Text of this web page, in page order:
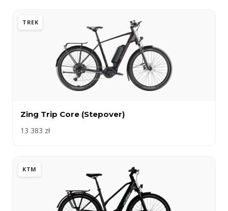
TREK
Zing Trip Core (Stepover)
13 383 zł
KTM